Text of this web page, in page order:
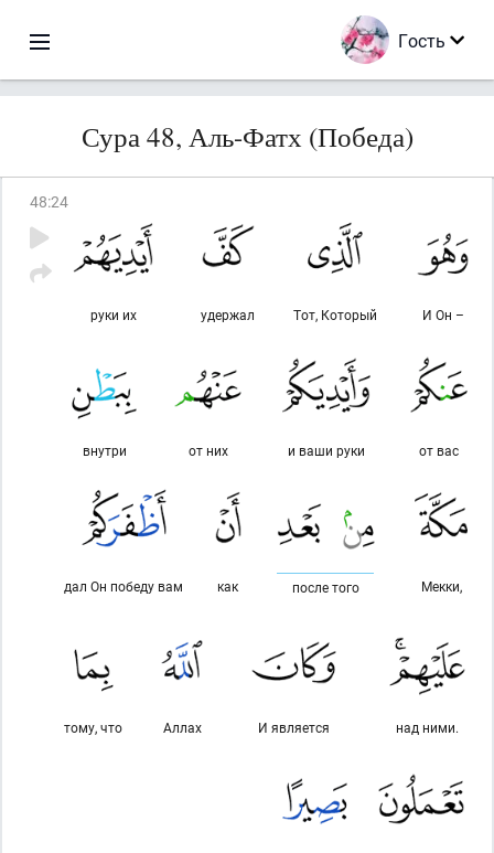
Гость
Сура 48, Аль-Фатх (Победа)
48:24
И Он –
Тот, Который
удержал
руки их
от вас
и ваши руки
от них
внутри
Мекки,
после того
как
дал Он победу вам
над ними.
И является
Аллах
тому, что